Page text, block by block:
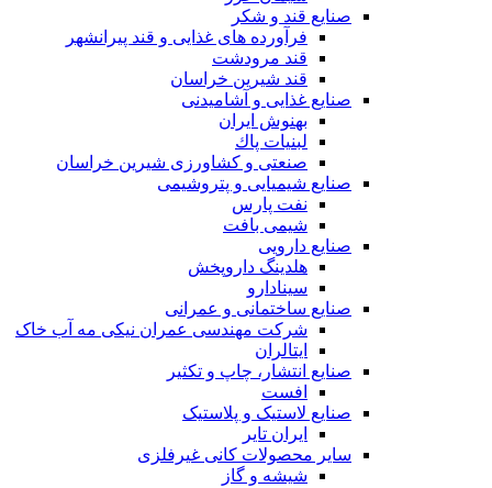
صنایع قند و شکر
فرآورده های غذایی و قند پیرانشهر
قند مرودشت
قند شیرین خراسان
صنایع غذايی و آشاميدنی
بهنوش ایران
لبنيات پاك
صنعتی و کشاورزی شیرین خراسان
صنایع شیمیایی و پتروشیمی
نفت پارس
شیمی بافت
صنایع دارویی
هلدینگ داروپخش
سینادارو
صنایع ساختمانی و عمرانی
شرکت مهندسی عمران نیکی مه آب خاک
ایتالران
صنایع انتشار، چاپ و تکثير
افست
صنایع لاستیک و پلاستیک
ایران تایر
ساير محصولات كانی غيرفلزی
شیشه و گاز